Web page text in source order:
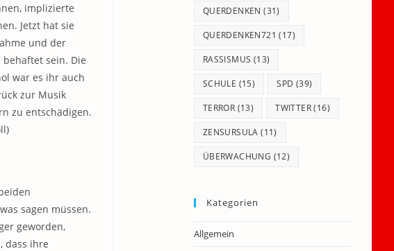
implizierte
Jetzt hat sie
und der
sein. Die
war es ihr auch
zur Musik
zu entschädigen.
sagen müssen.
geworden,
dass ihre
QUERDENKEN (31)
QUERDENKEN721 (17)
RASSISMUS (13)
SCHULE (15) SPD (39)
TERROR (13) TWITTER(16)
ZENSURSULA (11)
ÜBERWACHUNG (12)
Kategorien
Allgemein